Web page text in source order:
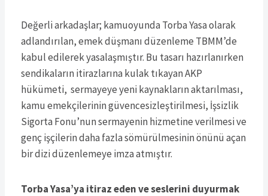
Değerli arkadaşlar; kamuoyunda Torba Yasa olarak
adlandırılan, emek düşmanı düzenleme TBMM’de
kabul edilerek yasalaşmıştır. Bu tasarı hazırlanırken
sendikaların itirazlarına kulak tıkayan AKP
hükümeti, sermayeye yeni kaynakların aktarılması,
kamu emekçilerinin güvencesizleştirilmesi, İşsizlik
Sigorta Fonu’nun sermayenin hizmetine verilmesi ve
genç işçilerin daha fazla sömürülmesinin önünü açan
bir dizi düzenlemeye imza atmıştır.
Torba Yasa’ya itiraz eden ve seslerini duyurmak